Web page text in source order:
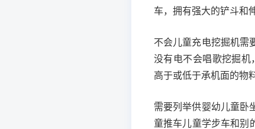
车，拥有强大的铲斗和
不会儿童充电挖掘机需
没有电不会唱歌挖掘机
高于或低于承机面的物
需要列举供婴幼儿童卧
童推车儿童学步车和别